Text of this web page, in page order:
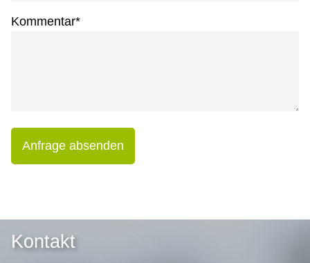
Kommentar*
Anfrage absenden
Kontakt